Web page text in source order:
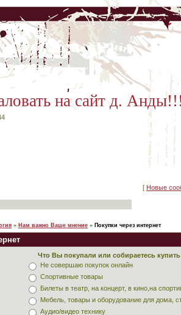
на сайт д.
[ Новые
» Нам важно Ваше мнение » Покупки через интернет
Что Вы покупали или собираетесь купить
Не совершаю покупок онлайн
Спортивные товары
Билеты в театр, на концерт, в кино,на
Мебель, товары и оборудование для дома,
Аудио/видео технику